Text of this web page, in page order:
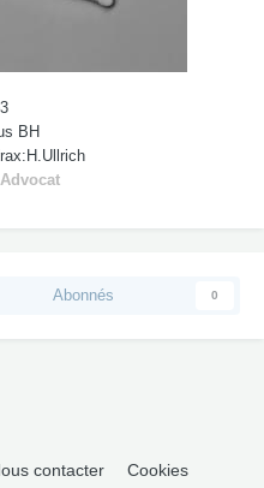
BH
Abonnés 0
contacter Cookies